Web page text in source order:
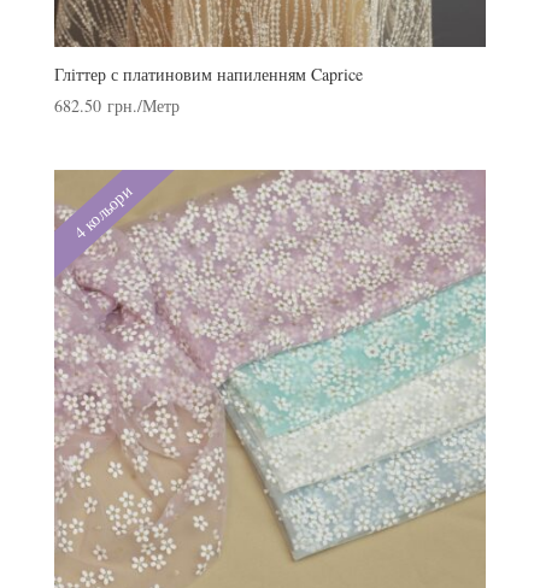
Гліттер с платиновим напиленням Caprice
682.50 грн./Метр
4 кольори